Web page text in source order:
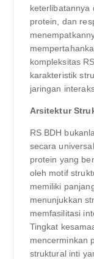
keterlibatannya
protein, dan
kompleksitas
karakteristik
jaringan
Arsitektur
RS BDH
secara
protein yang
oleh motif
memiliki
menunjukkan
memfasilitasi
Tingkat
mencerminkan
struktural inti